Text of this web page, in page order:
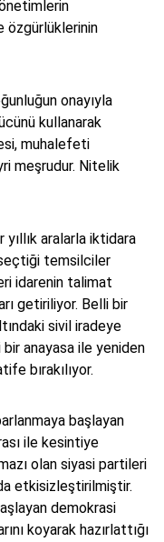
özgürlüklerinin
onayıyla
kullanarak
muhalefeti
meşrudur. Nitelik
aralarla iktidara
temsilciler
idarenin talimat
getiriliyor. Belli bir
sivil iradeye
bir anayasa ile yeniden
bırakılıyor.
başlayan
ile kesintiye
olan siyasi partileri
etkisizleştirilmiştir.
demokrasi
koyarak hazırlattığı